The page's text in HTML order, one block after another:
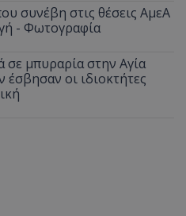
συνέβη στις θέσεις ΑμεΑ
- Φωτογραφία
μπυραρία στην Αγία
οι ιδιοκτήτες